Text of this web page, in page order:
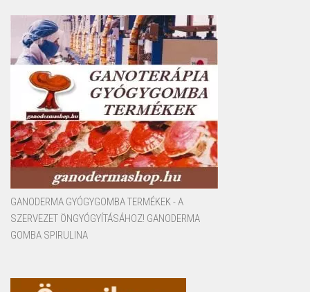
GANODERMA GYÓGYGOMBA TERMÉKEK - A
SZERVEZET ÖNGYÓGYÍTÁSÁHOZ! GANODERMA
GOMBA SPIRULINA